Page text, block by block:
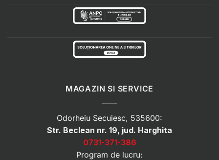
MAGAZIN SI SERVICE
Odorheiu Secuiesc, 535600:
Str. Beclean nr. 19, jud. Harghita
0731-371-386
Program de lucru: